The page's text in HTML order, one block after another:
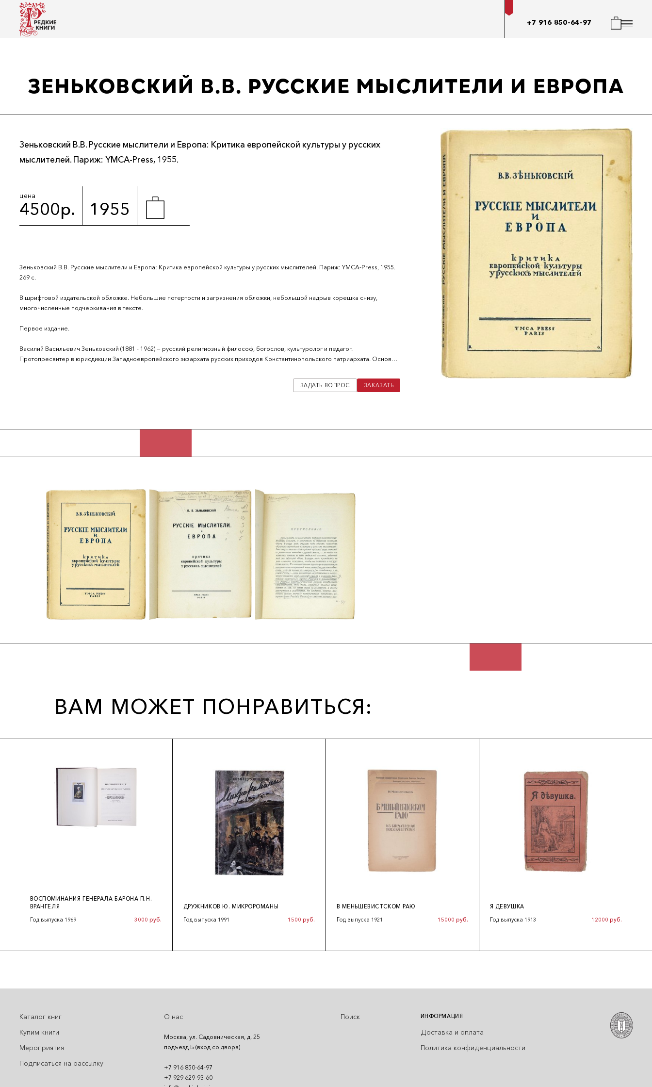
+7 916 850-64-97
ЗЕНЬКОВСКИЙ В.В. РУССКИЕ МЫСЛИТЕЛИ И ЕВРОПА
Зеньковский В.В. Русские мыслители и Европа: Критика европейской культуры у русских
мыслителей. Париж: YMCA-Рress, 1955.
цена
4500р. 1955
Зеньковский В.В. Русские мыслители и Европа: Критика европейской культуры у русских мыслителей. Париж: YMCA-Рress, 1955.
269 с.
В шрифтовой издательской обложке. Небольшие потертости и загрязнения обложки, небольшой надрыв корешка снизу,
многочисленные подчеркивания в тексте.
Первое издание.
Василий Васильевич Зеньковский (1881 - 1962) — русский религиозный философ, богослов, культуролог и педагог.
Протопресвитер в юрисдикции Западноевропейского экзархата русских приходов Константинопольского патриархата. Основу
ЗАДАТЬ ВОПРОС ЗАКАЗАТЬ
ВАМ МОЖЕТ ПОНРАВИТЬСЯ:
ВОСПОМИНАНИЯ ГЕНЕРАЛА БАРОНА П.Н.
ВРАНГЕЛЯ
Год выпуска 1969
3000 руб.
ДРУЖНИКОВ Ю. МИКРОРОМАНЫ
Год выпуска 1991
1500 руб.
В МЕНЬШЕВИСТСКОМ РАЮ
Год выпуска 1921
15000 руб.
Я ДЕВУШКА
Год выпуска 1913
12000 руб.
Каталог книг
Купим книги
Мероприятия
Подписаться на рассылку
О нас
Москва, ул. Садовническая, д. 25
подъезд Б (вход со двора)
+7 916 850-64-97
+7 929 629-93-60
Поиск ИНФОРМАЦИЯ
Доставка и оплата
Политика конфиденциальности